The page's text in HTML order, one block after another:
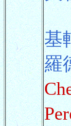
基
羅